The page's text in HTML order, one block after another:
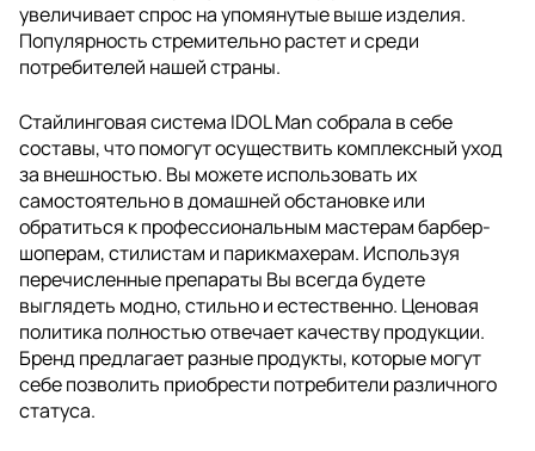
увеличивает спрос на упомянутые выше изделия.
Популярность стремительно растет и среди
потребителей нашей страны.
Стайлинговая система IDOL Man собрала в себе
составы, что помогут осуществить комплексный уход
за внешностью. Вы можете использовать их
самостоятельно в домашней обстановке или
обратиться к профессиональным мастерам барбер-
шоперам, стилистам и парикмахерам. Используя
перечисленные препараты Вы всегда будете
выглядеть модно, стильно и естественно. Ценовая
политика полностью отвечает качеству продукции.
Бренд предлагает разные продукты, которые могут
себе позволить приобрести потребители различного
статуса.